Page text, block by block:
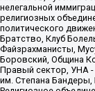
нелегальной
религиозных
политического
Братство, Клуб
Файзрахманисты,
Боровский, Община
Правый сектор, УНА -
им. Степана Бандеры,